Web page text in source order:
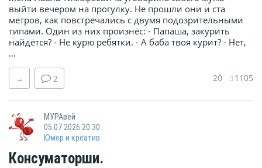
выйти вечером на прогулку. Не прошли они и ста
метров, как повстречались с двумя подозрительными
типами. Один из них произнёс: - Папаша, закурить
найдётся? - Не курю ребятки. - А баба твоя курит? - Нет,
...
→ 2 20 1105
МУРАвей
05.07.2026 20:30
Юмор и креатив
Консуматорши.